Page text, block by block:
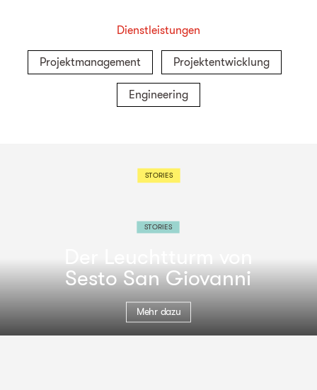
Dienstleistungen
Projektmanagement Projektentwicklung
Engineering
STORIES
STORIES
Sesto San Giovanni
Mehr dazu